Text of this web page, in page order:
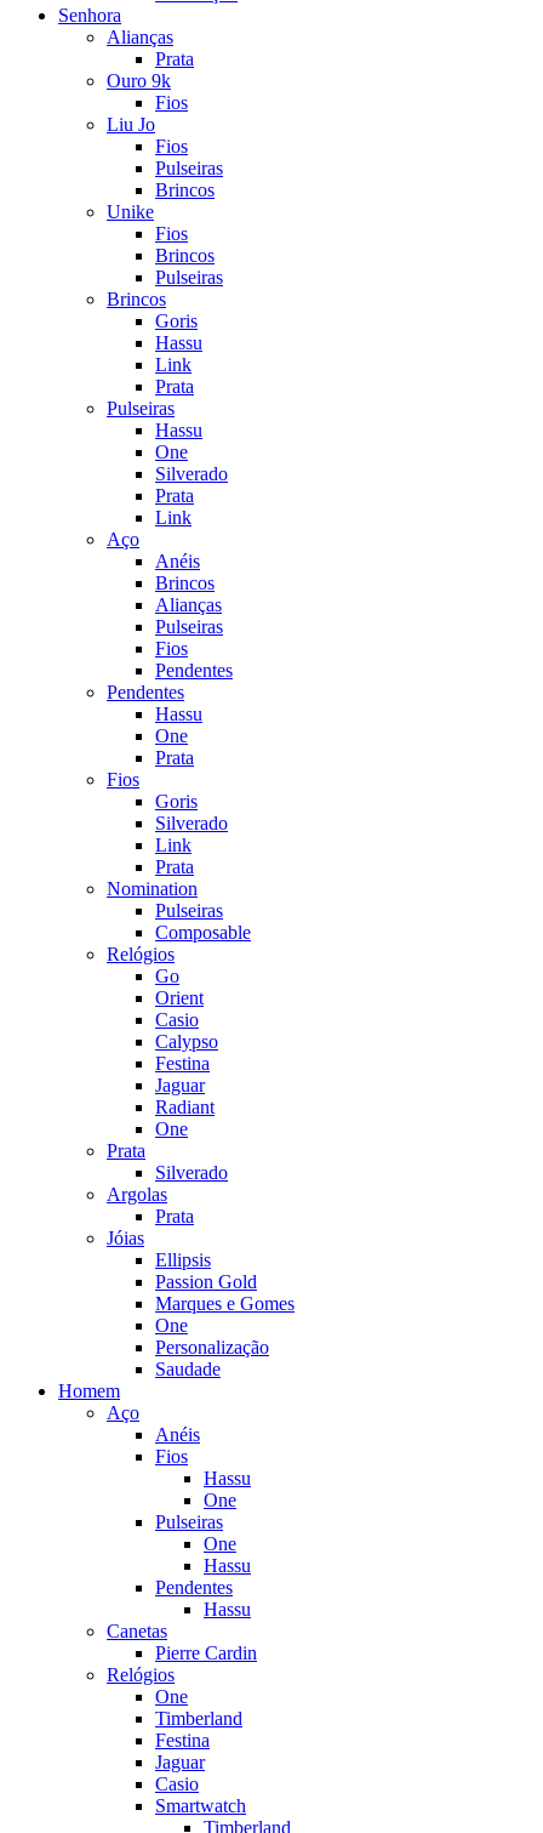
Senhora
Alianças
Prata
Ouro 9k
Fios
Liu Jo
Fios
Pulseiras
Brincos
Unike
Fios
Brincos
Pulseiras
Brincos
Goris
Hassu
Link
Prata
Pulseiras
Hassu
One
Silverado
Prata
Link
Aço
Anéis
Brincos
Alianças
Pulseiras
Fios
Pendentes
Pendentes
Hassu
One
Prata
Fios
Goris
Silverado
Link
Prata
Nomination
Pulseiras
Composable
Relógios
Go
Orient
Casio
Calypso
Festina
Jaguar
Radiant
One
Prata
Silverado
Argolas
Prata
Jóias
Ellipsis
Passion Gold
Marques e Gomes
One
Personalização
Saudade
Homem
Aço
Anéis
Fios
Hassu
One
Pulseiras
One
Hassu
Pendentes
Hassu
Canetas
Pierre Cardin
Relógios
One
Timberland
Festina
Jaguar
Casio
Smartwatch
Timberland